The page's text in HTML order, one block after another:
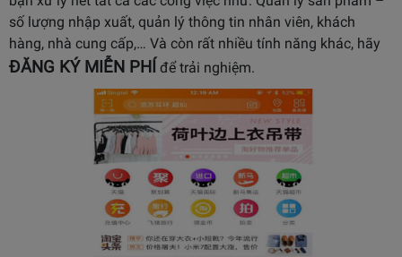
số lượng nhập xuất, quản lý thông tin nhân viên, khách
hàng, nhà cung cấp,… Và còn rất nhiều tính năng khác, hãy
ĐĂNG KÝ MIỄN PHÍ để trải nghiệm.